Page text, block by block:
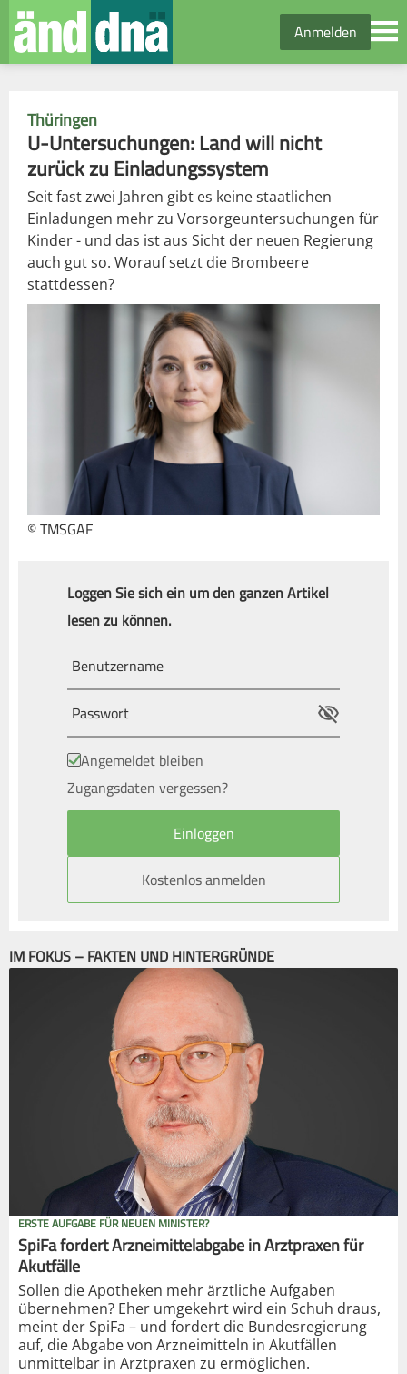
Anmelden
Thüringen
U-Untersuchungen: Land will nicht
zurück zu Einladungssystem
Seit fast zwei Jahren gibt es keine staatlichen
Einladungen mehr zu Vorsorgeuntersuchungen für
Kinder - und das ist aus Sicht der neuen Regierung
auch gut so. Worauf setzt die Brombeere
stattdessen?
© TMSGAF
Loggen Sie sich ein um den ganzen Artikel
lesen zu können.
Angemeldet bleiben
Zugangsdaten vergessen?
Kostenlos anmelden
IM FOKUS – FAKTEN UND HINTERGRÜNDE
ERSTE AUFGABE FÜR NEUEN MINISTER?
SpiFa fordert Arzneimittelabgabe in Arztpraxen für
Akutfälle
Sollen die Apotheken mehr ärztliche Aufgaben
übernehmen? Eher umgekehrt wird ein Schuh draus,
meint der SpiFa – und fordert die Bundesregierung
auf, die Abgabe von Arzneimitteln in Akutfällen
unmittelbar in Arztpraxen zu ermöglichen.